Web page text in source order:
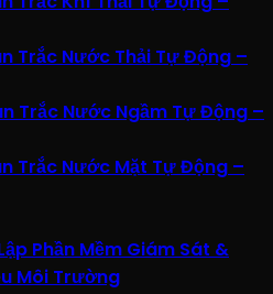
Trắc Nước Thải Tự Động –
Trắc Nước Ngầm Tự Động –
Trắc Nước Mặt Tự Động –
Phần Mềm Giám Sát &
Môi Trường